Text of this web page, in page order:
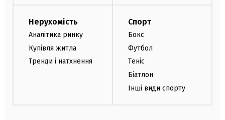
Нерухомість
Аналітика ринку
Купівля житла
Тренди і натхнення
Спорт
Бокс
Футбол
Теніс
Біатлон
Інші види спорту